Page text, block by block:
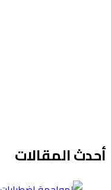
أحدث المقالات